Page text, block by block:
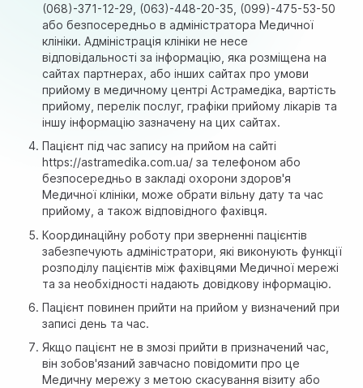
(068)-371-12-29, (063)-448-20-35, (099)-475-53-50
або безпосередньо в адміністратора Медичної
клініки. Адміністрація клініки не несе
відповідальності за інформацію, яка розміщена на
сайтах партнерах, або інших сайтах про умови
прийому в медичному центрі Астрамедіка, вартість
прийому, перелік послуг, графіки прийому лікарів та
іншу інформацію зазначену на цих сайтах.
Пацієнт під час запису на прийом на сайті
https://astramedika.com.ua/ за телефоном або
безпосередньо в закладі охорони здоров'я
Медичної клініки, може обрати вільну дату та час
прийому, а також відповідного фахівця.
Координаційну роботу при зверненні пацієнтів
забезпечують адміністратори, які виконують функції
розподілу пацієнтів між фахівцями Медичної мережі
та за необхідності надають довідкову інформацію.
Пацієнт повинен прийти на прийом у визначений при
записі день та час.
Якщо пацієнт не в змозі прийти в призначений час,
він зобов'язаний завчасно повідомити про це
Медичну мережу з метою скасування візиту або